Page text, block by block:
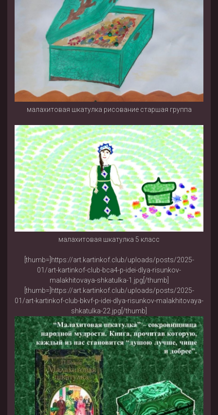
малахитовая шкатулка рисование старшая группа
малахитовая шкатулка 5 класс
[thumb=]https://art.kartinkof.club/uploads/posts/2025-
01/art-kartinkof-club-bca4-p-idei-dlya-risunkov-
malakhitovaya-shkatulka-1.jpg[/thumb]
[thumb=]https://art.kartinkof.club/uploads/posts/2025-
01/art-kartinkof-club-bkvf-p-idei-dlya-risunkov-malakhitovaya-
shkatulka-22.jpg[/thumb]